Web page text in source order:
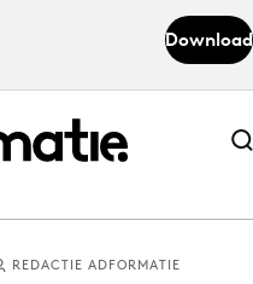
Download
Abonneer nu
Abonneer nu
REDACTIE ADFORMATIE